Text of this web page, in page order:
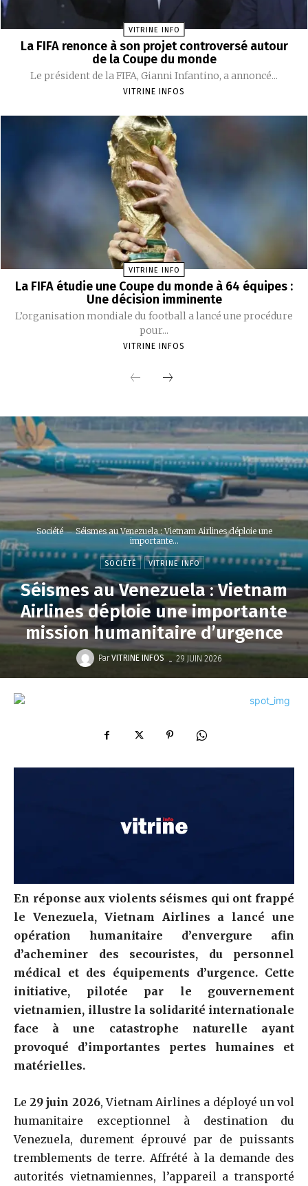
VITRINE INFO
La FIFA renonce à son projet controversé autour
de la Coupe du monde
Le président de la FIFA, Gianni Infantino, a annoncé...
VITRINE INFOS
VITRINE INFO
La FIFA étudie une Coupe du monde à 64 équipes :
Une décision imminente
L’organisation mondiale du football a lancé une procédure
pour...
VITRINE INFOS